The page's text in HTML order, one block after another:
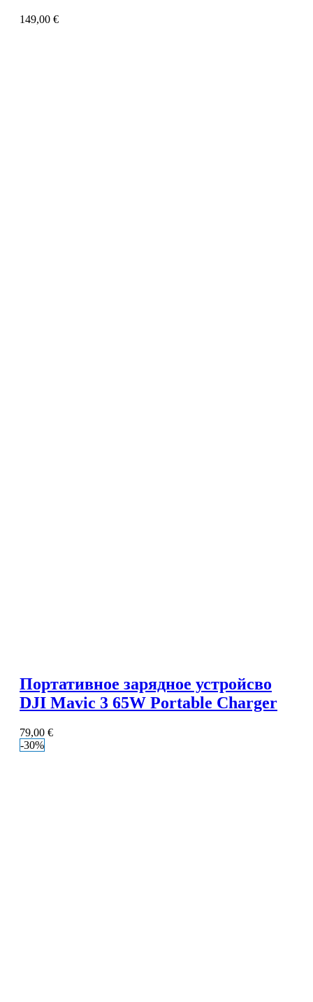
149,00 €
Портативное зарядное устройсво
DJI Mavic 3 65W Portable Charger
79,00 €
-30%